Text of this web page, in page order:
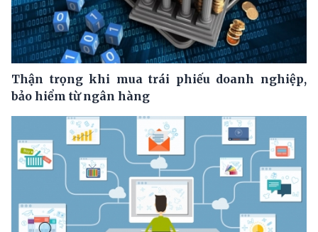
Thận trọng khi mua trái phiếu doanh nghiệp,
bảo hiểm từ ngân hàng